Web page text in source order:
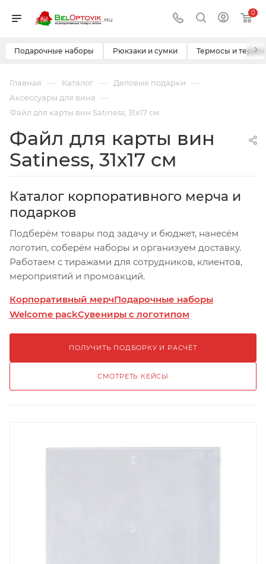
0
Подарочные наборы Рюкзаки и сумки Термосы и ›
Главная — Каталог — Деловые подарки —
Аксессуары для вина —
Файл для карты вин Satiness, 31х17 см
Файл для карты вин
Satiness, 31х17 см
Каталог корпоративного мерча и
подарков
Подберём товары под задачу и бюджет, нанесём
логотип, соберём наборы и организуем доставку.
Работаем с тиражами для сотрудников, клиентов,
мероприятий и промоакций.
Корпоративный мерчПодарочные наборы
Welcome packСувениры с логотипом
ПОЛУЧИТЬ ПОДБОРКУ И РАСЧЁТ
СМОТРЕТЬ КЕЙСЫ